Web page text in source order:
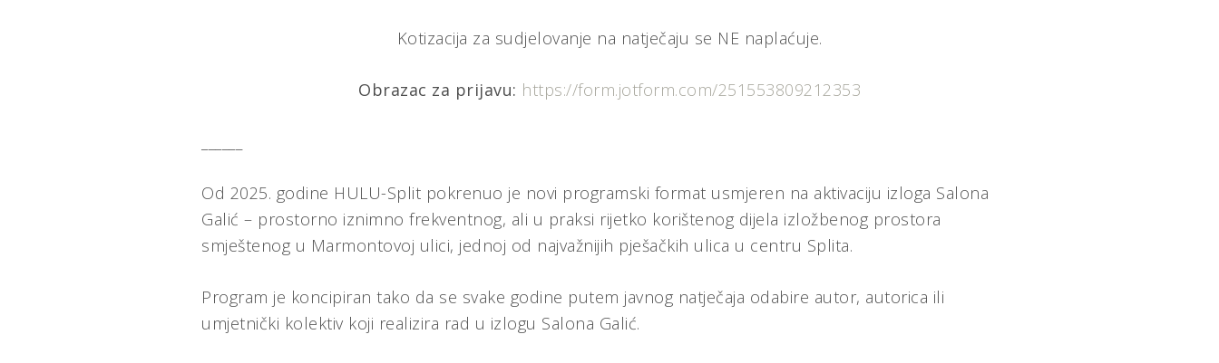
Kotizacija za sudjelovanje na natječaju se NE naplaćuje.
Obrazac za prijavu: https://form.jotform.com/251553809212353
Od 2025. godine HULU-Split pokrenuo je novi programski format usmjeren na aktivaciju izloga Salona
Galić – prostorno iznimno frekventnog, ali u praksi rijetko korištenog dijela izložbenog prostora
smještenog u Marmontovoj ulici, jednoj od najvažnijih pješačkih ulica u centru Splita.
Program je koncipiran tako da se svake godine putem javnog natječaja odabire autor, autorica ili
umjetnički kolektiv koji realizira rad u izlogu Salona Galić.